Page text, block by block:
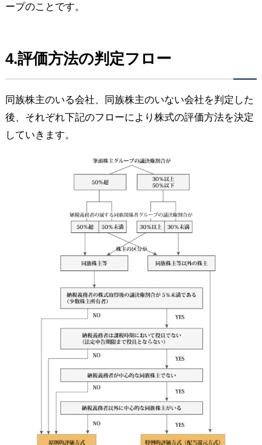
ープのことです。
4.評価方法の判定フロー
同族株主のいる会社、同族株主のいない会社を判定した
後、それぞれ下記のフローにより株式の評価方法を決定
していきます。